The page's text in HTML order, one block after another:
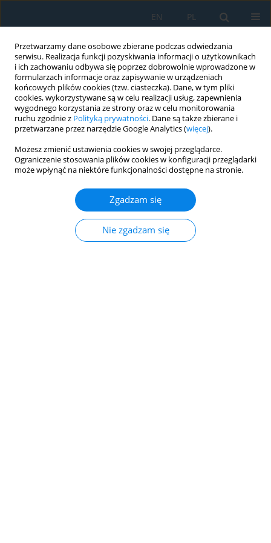
Przetwarzamy dane osobowe zbierane podczas odwiedzania
serwisu. Realizacja funkcji pozyskiwania informacji o użytkownikach
i ich zachowaniu odbywa się poprzez dobrowolnie wprowadzone w
formularzach informacje oraz zapisywanie w urządzeniach
końcowych plików cookies (tzw. ciasteczka). Dane, w tym pliki
cookies, wykorzystywane są w celu realizacji usług, zapewnienia
wygodnego korzystania ze strony oraz w celu monitorowania
ruchu zgodnie z Polityką prywatności. Dane są także zbierane i
przetwarzane przez narzędzie Google Analytics (więcej).
Możesz zmienić ustawienia cookies w swojej przeglądarce.
Ograniczenie stosowania plików cookies w konfiguracji przeglądarki
może wpłynąć na niektóre funkcjonalności dostępne na stronie.
Zgadzam się
Nie zgadzam się
PL
EN
Słowo kluczowecold storage
warehouse
Finished Products
Gabriela Bogdanovská,Beáta Stehlíková,Ján Kačur
Adv. Sci. Technol. Res. J. 2019; 13(3):54-66